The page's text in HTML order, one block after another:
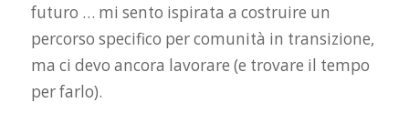
futuro … mi sento ispirata a costruire un
percorso specifico per comunità in transizione,
ma ci devo ancora lavorare (e trovare il tempo
per farlo).